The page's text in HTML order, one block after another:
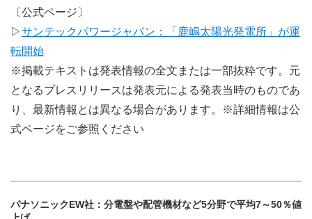
〔公式ページ〕
▷サンテックパワージャパン：「鹿嶋太陽光発電所」が運
転開始
※掲載テキストは発表情報の全文または一部抜粋です。元
となるプレスリリースは発表元による発表当時のものであ
り、最新情報とは異なる場合があります。※詳細情報は公
式ページをご参照ください
パナソニックEW社：分電盤や配管機材など5分野で平均7～50％値